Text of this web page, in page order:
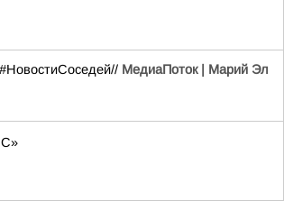
МедиаПоток | Марий Эл